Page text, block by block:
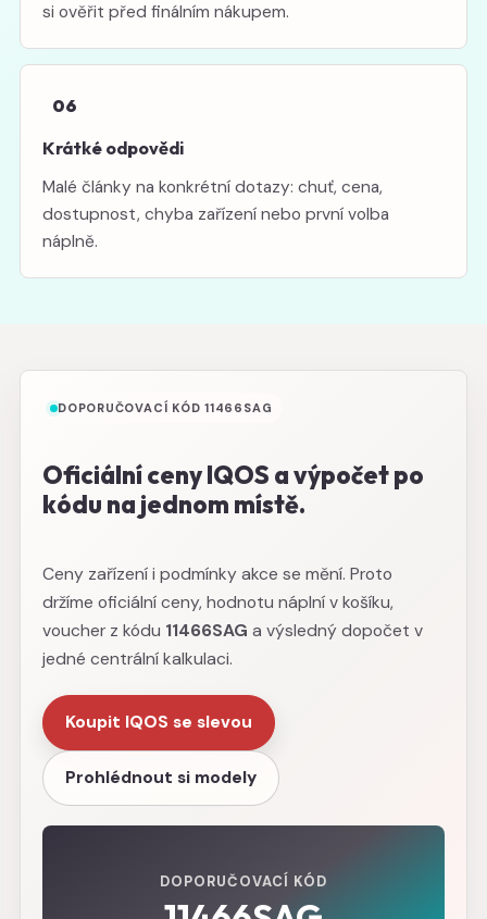
si ověřit před finálním nákupem.
06
Krátké odpovědi
Malé články na konkrétní dotazy: chuť, cena,
dostupnost, chyba zařízení nebo první volba
náplně.
DOPORUČOVACÍ KÓD 11466SAG
Oficiální ceny IQOS a výpočet po
kódu na jednom místě.
Ceny zařízení i podmínky akce se mění. Proto
držíme oficiální ceny, hodnotu náplní v košíku,
voucher z kódu 11466SAG a výsledný dopočet v
jedné centrální kalkulaci.
Koupit IQOS se slevou
Prohlédnout si modely
DOPORUČOVACÍ KÓD